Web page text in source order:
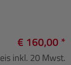
€ 160,00 *
inkl. 20 Mwst.